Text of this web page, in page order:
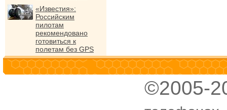
«Известия»:
Российским
пилотам
рекомендовано
готовиться к
полетам без GPS
©2005-